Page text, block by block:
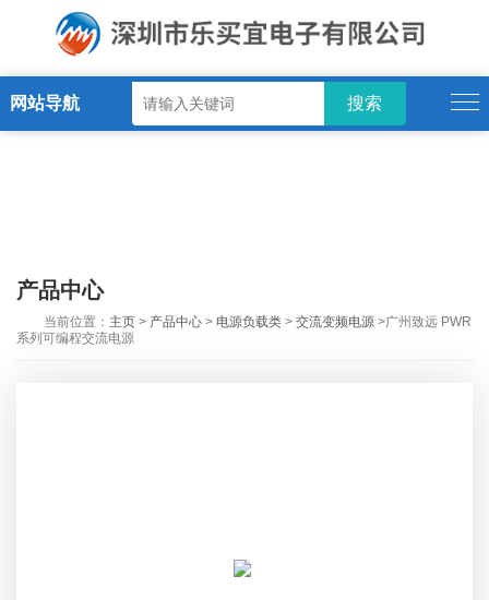
网站导航
产品中心
当前位置： 主页 > 产品中心 > 电源负载类 >交流变频电源 >广州致远 PWR
系列可编程交流电源